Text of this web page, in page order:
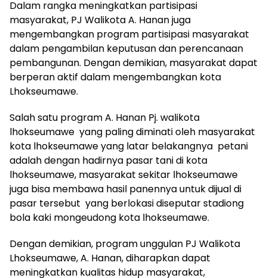
Dalam rangka meningkatkan partisipasi
masyarakat, PJ Walikota A. Hanan juga
mengembangkan program partisipasi masyarakat
dalam pengambilan keputusan dan perencanaan
pembangunan. Dengan demikian, masyarakat dapat
berperan aktif dalam mengembangkan kota
Lhokseumawe.
Salah satu program A. Hanan Pj. walikota
lhokseumawe yang paling diminati oleh masyarakat
kota lhokseumawe yang latar belakangnya petani
adalah dengan hadirnya pasar tani di kota
lhokseumawe, masyarakat sekitar lhokseumawe
juga bisa membawa hasil panennya untuk dijual di
pasar tersebut yang berlokasi diseputar stadiong
bola kaki mongeudong kota lhokseumawe.
Dengan demikian, program unggulan PJ Walikota
Lhokseumawe, A. Hanan, diharapkan dapat
meningkatkan kualitas hidup masyarakat,